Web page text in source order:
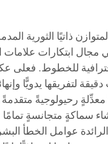
ذاتيًا الثورية
مجال ابتكارات علامات
للخطوط. فعلى
لتفريقها يدويًّا
معدِّلةٍ رحيولوجيةً
سماكةٍ متجانسةٍ
عوامل الخطأ